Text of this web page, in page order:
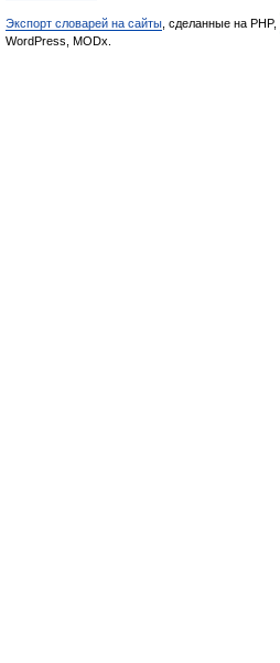
Экспорт словарей на сайты , сделанные на PHP,
WordPress, MODx.